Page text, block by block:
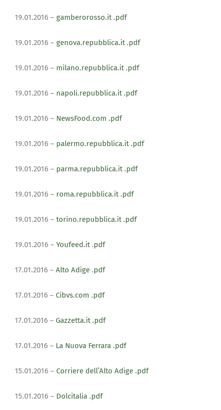
19.01.2016 – gamberorosso.it .pdf
19.01.2016 – genova.repubblica.it .pdf
19.01.2016 – milano.repubblica.it .pdf
19.01.2016 – napoli.repubblica.it .pdf
19.01.2016 – NewsFood.com .pdf
19.01.2016 – palermo.repubblica.it .pdf
19.01.2016 – parma.repubblica.it .pdf
19.01.2016 – roma.repubblica.it .pdf
19.01.2016 – torino.repubblica.it .pdf
19.01.2016 – Youfeed.it.pdf
17.01.2016 – Alto Adige .pdf
17.01.2016 – Cibvs.com .pdf
17.01.2016 – Gazzetta.it .pdf
17.01.2016 – La Nuova Ferrara .pdf
15.01.2016 – Corriere dell’Alto Adige .pdf
15.01.2016 – Dolcitalia .pdf